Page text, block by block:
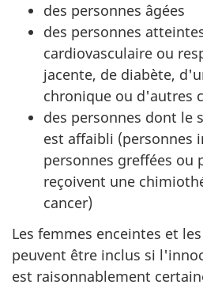
des personnes âgées
des personnes
cardiovasculaire ou
jacente, de diabète,
chronique ou d'autres
des personnes dont le
est affaibli (personnes
personnes greffées ou
reçoivent une
cancer)
Les femmes enceintes et
peuvent être inclus si
est raisonnablement